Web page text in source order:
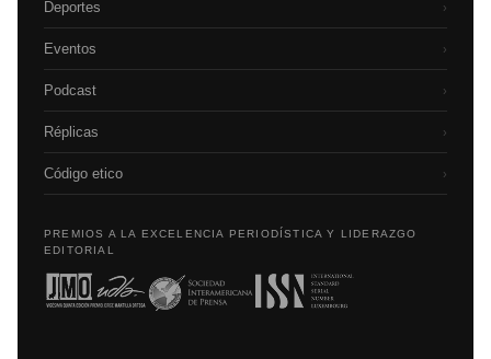
Deportes ›
Eventos ›
Podcast ›
Réplicas ›
Código etico ›
PREMIOS A LA EXCELENCIA PERIODÍSTICA Y LIDERAZGO
EDITORIAL